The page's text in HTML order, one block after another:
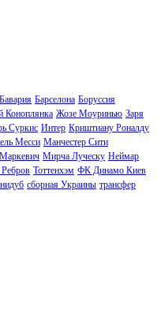
Бавария Барселона Боруссия
Коноплянка Жозе Моуринью Заря
Суркис Интер Криштиану Роналду
Месси Манчестер Сити
Мирча Луческу Неймар
Тоттенхэм ФК Динамо Киев
сборная Украины трансфер